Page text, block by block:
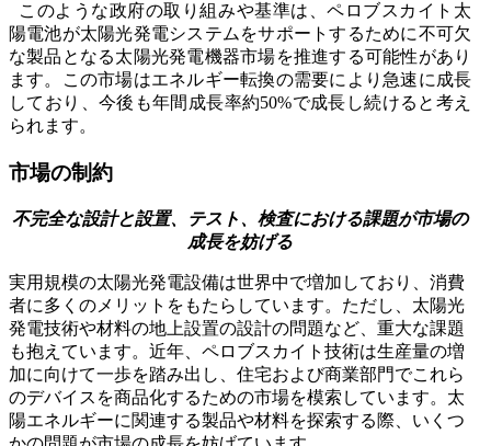
このような政府の取り組みや基準は、ペロブスカイト太
陽電池が太陽光発電システムをサポートするために不可欠
な製品となる太陽光発電機器市場を推進する可能性があり
ます。この市場はエネルギー転換の需要により急速に成長
しており、今後も年間成長率約50%で成長し続けると考え
られます。
市場の制約
不完全な設計と設置、テスト、検査における課題が市場の
成長を妨げる
実用規模の太陽光発電設備は世界中で増加しており、消費
者に多くのメリットをもたらしています。ただし、太陽光
発電技術や材料の地上設置の設計の問題など、重大な課題
も抱えています。近年、ペロブスカイト技術は生産量の増
加に向けて一歩を踏み出し、住宅および商業部門でこれら
のデバイスを商品化するための市場を模索しています。太
陽エネルギーに関連する製品や材料を探索する際、いくつ